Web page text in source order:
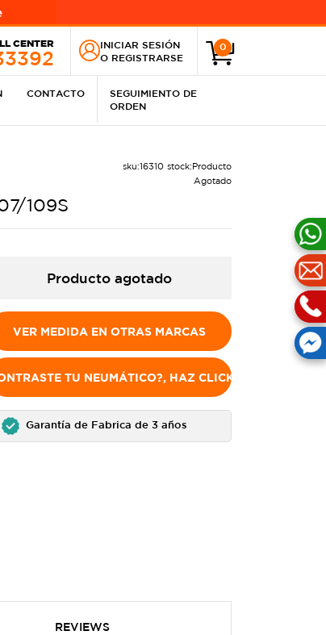
CENTER
INICIAR SESIÓN
O REGISTRARSE
0
CONTACTO
SEGUIMIENTO DE
ORDEN
sku:16310 stock:Producto
Agotado
109S
Producto agotado
VER MEDIDA EN OTRAS MARCAS
TU NEUMÁTICO?, HAZ CLICK AQUÍ
Garantía de Fabrica de 3 años
REVIEWS